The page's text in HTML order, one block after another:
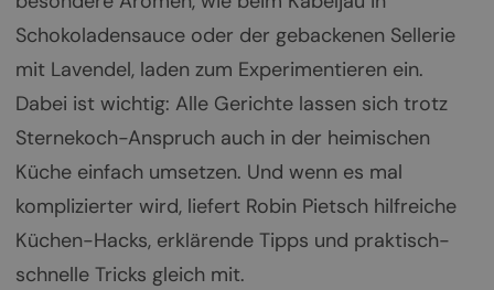
Schokoladensauce oder der gebackenen Sellerie
mit Lavendel, laden zum Experimentieren ein.
Dabei ist wichtig: Alle Gerichte lassen sich trotz
Sternekoch-Anspruch auch in der heimischen
Küche einfach umsetzen. Und wenn es mal
komplizierter wird, liefert Robin Pietsch hilfreiche
Küchen-Hacks, erklärende Tipps und praktisch-
schnelle Tricks gleich mit.